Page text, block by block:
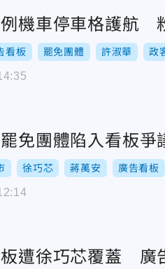
機車停車格護航
看板 罷免團體 許淑華 政
免團體陷入看板
徐巧芯 蔣萬安 廣告看板
遭徐巧芯覆蓋 廣